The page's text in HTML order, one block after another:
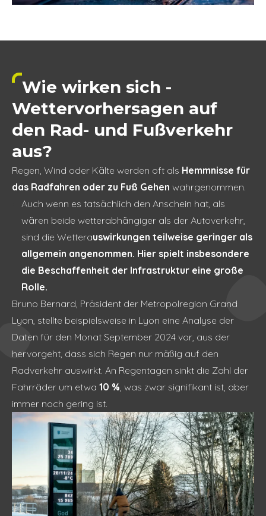
Wie wirken sich -
Wettervorhersagen auf
den Rad- und Fußverkehr
aus?
Regen, Wind oder Kälte werden oft als Hemmnisse für
das Radfahren oder zu Fuß Gehen wahrgenommen.
Auch wenn es tatsächlich den Anschein hat, als
wären beide wetterabhängiger als der Autoverkehr,
sind die Wetterauswirkungen teilweise geringer als
allgemein angenommen. Hier spielt insbesondere
die Beschaffenheit der Infrastruktur eine große
Rolle.
Bruno Bernard, Präsident der Metropolregion Grand
Lyon, stellte beispielsweise in Lyon eine Analyse der
Daten für den Monat September 2024 vor, aus der
hervorgeht, dass sich Regen nur mäßig auf den
Radverkehr auswirkt. An Regentagen sinkt die Zahl der
Fahrräder um etwa 10 %, was zwar signifikant ist, aber
immer noch gering ist.